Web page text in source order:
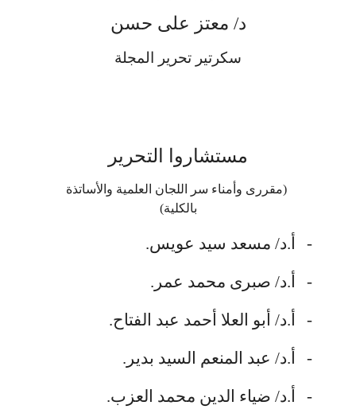
د/ معتز على حسن
سكرتير تحرير المجلة
مستشاروا التحرير
(مقررى وأمناء سر اللجان العلمية والأساتذة
بالكلية)
-
أ.د/ مسعد سيد عويس.
-
أ.د/ صبرى محمد عمر.
-
أ.د/ أبو العلا أحمد عبد الفتاح.
-
أ.د/ عبد المنعم السيد بدير.
-
أ.د/ ضياء الدين محمد العزب.